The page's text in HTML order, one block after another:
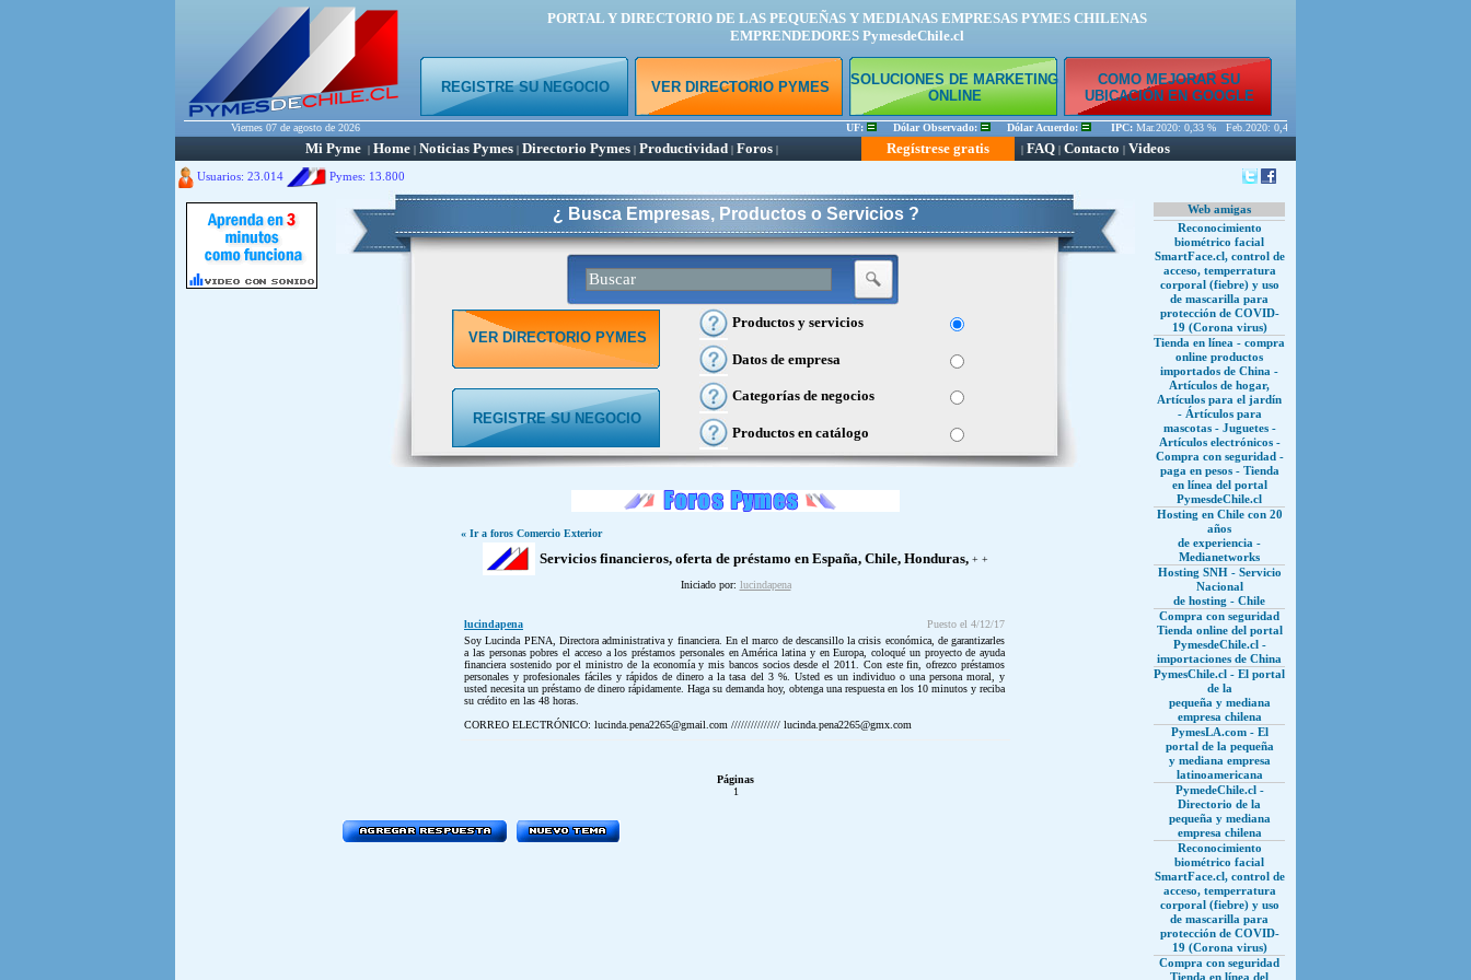
PORTAL Y DIRECTORIO DE LAS PEQUEÑAS Y MEDIANAS EMPRESAS PYMES CHILENAS
EMPRENDEDORES PymesdeChile.cl
REGISTRE SU NEGOCIO VER DIRECTORIO PYMES
SOLUCIONES DE MARKETING
ONLINE
COMO MEJORAR SU
UBICACIÓN EN GOOGLE
Viernes 07 de agosto de 2026 UF: Dólar Observado: Dólar Acuerdo: IPC:Mar.2020: 0,33 % Feb.2020: 0,45 % Ene.2020: 0,56 %
Mi Pyme | Home | Noticias Pymes | Directorio Pymes | Productividad | Foros | Regístrese gratis | FAQ | Contacto | Videos
Usuarios: 23.014 Pymes: 13.800
¿ Busca Empresas, Productos o Servicios ?
VER DIRECTORIO PYMES
REGISTRE SU NEGOCIO
Productos y servicios
Datos de empresa
Categorías de negocios
Productos en catálogo
« Ir a foros Comercio Exterior
Servicios financieros, oferta de préstamo en España, Chile, Honduras, + +
Iniciado por: lucindapena
lucindapena
Puesto el 4/12/17
Soy Lucinda PENA, Directora administrativa y financiera. En el marco de descansillo la crisis económica, de garantizarles
a las personas pobres el acceso a los préstamos personales en América latina y en Europa, coloqué un proyecto de ayuda
financiera sostenido por el ministro de la economía y mis bancos socios desde el 2011. Con este fin, ofrezco préstamos
personales y profesionales fáciles y rápidos de dinero a la tasa del 3 %. Usted es un individuo o una persona moral, y
usted necesita un préstamo de dinero rápidamente. Haga su demanda hoy, obtenga una respuesta en los 10 minutos y reciba
su crédito en las 48 horas.
CORREO ELECTRÓNICO: lucinda.pena2265@gmail.com /////////////// lucinda.pena2265@gmx.com
Páginas
1
Web amigas
Reconocimiento
biométrico facial
SmartFace.cl, control de
acceso, temperratura
corporal (fiebre) y uso
de mascarilla para
protección de COVID-
19 (Corona virus)
Tienda en línea - compra
online productos
importados de China -
Artículos de hogar,
Artículos para el jardín
- Ártículos para
mascotas - Juguetes -
Artículos electrónicos -
Compra con seguridad -
paga en pesos - Tienda
en línea del portal
PymesdeChile.cl
Hosting en Chile con 20
años
de experiencia -
Medianetworks
Hosting SNH - Servicio
Nacional
de hosting - Chile
Compra con seguridad
Tienda online del portal
PymesdeChile.cl -
importaciones de China
PymesChile.cl - El portal
de la
pequeña y mediana
empresa chilena
PymesLA.com - El
portal de la pequeña
y mediana empresa
latinoamericana
PymedeChile.cl -
Directorio de la
pequeña y mediana
empresa chilena
Reconocimiento
biométrico facial
SmartFace.cl, control de
acceso, temperratura
corporal (fiebre) y uso
de mascarilla para
protección de COVID-
19 (Corona virus)
Compra con seguridad
Tienda en línea del